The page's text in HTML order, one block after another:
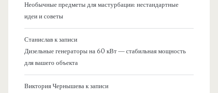
Необычные предметы для мастурбации: нестандартные
идеи и советы
Станиславк записи
Дизельные генераторы на 60 кВт — стабильная мощность
для вашего объекта
Виктория Чернышевак записи